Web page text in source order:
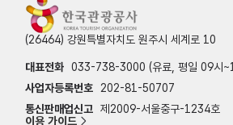
(26464) 강원특별자치도 원주시 세계로 10
대표전화 033-738-3000 (유료, 평일 09시
사업자등록번호
202-81-50707
통신판매업신고 제2009-서울중구-1234호
이용 가이드